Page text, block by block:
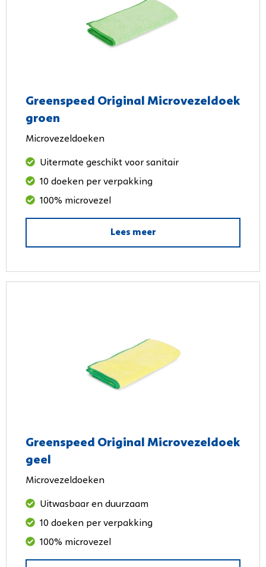
Greenspeed Original Microvezeldoek
groen
Microvezeldoeken
Uitermate geschikt voor sanitair
10 doeken per verpakking
100% microvezel
Lees meer
Greenspeed Original Microvezeldoek
geel
Microvezeldoeken
Uitwasbaar en duurzaam
10 doeken per verpakking
100% microvezel